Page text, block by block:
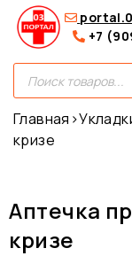
+7
Главная ›
кризе
Аптечка
кризе